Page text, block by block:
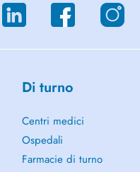
Di turno
Centri medici
Ospedali
Farmacie di turno